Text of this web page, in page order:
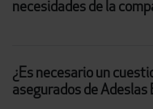
necesidades de la
¿Es necesario un
asegurados de Adeslas